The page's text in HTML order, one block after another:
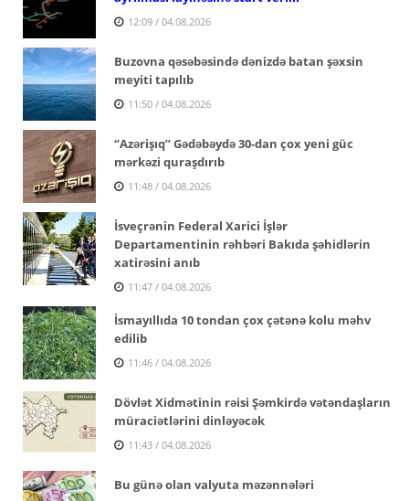
12:09 / 04.08.2026
Buzovna qəsəbəsində dənizdə batan şəxsin
meyiti tapılıb
11:50 / 04.08.2026
“Azərişıq” Gədəbəydə 30-dan çox yeni güc
mərkəzi quraşdırıb
11:48 / 04.08.2026
İsveçrənin Federal Xarici İşlər
Departamentinin rəhbəri Bakıda şəhidlərin
xatirəsini anıb
11:47 / 04.08.2026
İsmayıllıda 10 tondan çox çətənə kolu məhv
edilib
11:46 / 04.08.2026
Dövlət Xidmətinin rəisi Şəmkirdə vətəndaşların
müraciətlərini dinləyəcək
11:43 / 04.08.2026
Bu günə olan valyuta məzənnələri